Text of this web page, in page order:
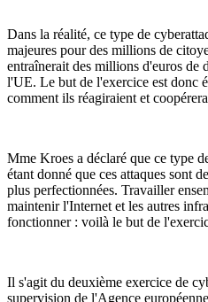
Dans la réalité, ce type de
majeures pour des millions de
entraînerait des millions d'euros de
l'UE. Le but de l'exercice est donc
comment ils réagiraient et
Mme Kroes a déclaré que ce type
étant donné que ces attaques sont
plus perfectionnées. Travailler
maintenir l'Internet et les autres
fonctionner : voilà le but de
Il s'agit du deuxième exercice de
supervision de l'Agence